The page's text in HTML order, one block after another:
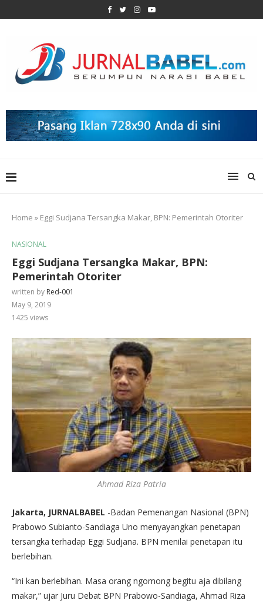
Home » Eggi Sudjana Tersangka Makar, BPN: Pemerintah Otoriter
NASIONAL
Eggi Sudjana Tersangka Makar, BPN:
Pemerintah Otoriter
written by Red-001
May 9, 2019
1425 views
Ahmad Riza Patria
Jakarta, JURNALBABEL -Badan Pemenangan Nasional (BPN)
Prabowo Subianto-Sandiaga Uno menyayangkan penetapan
tersangka terhadap Eggi Sudjana. BPN menilai penetapan itu
berlebihan.
“Ini kan berlebihan. Masa orang ngomong begitu aja dibilang
makar,” ujar Juru Debat BPN Prabowo-Sandiaga, Ahmad Riza